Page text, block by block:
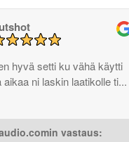
hyvä setti ku vähä käytti
aikaa ni laskin laatikolle ti...
vastaus: